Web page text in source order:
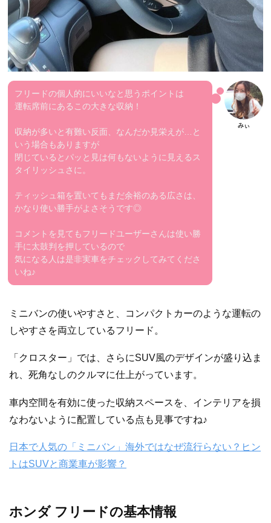
フリードの個人的にいいなと思うポイントは
運転席前にあるこの大きな収納！
収納が多いと有難い反面、なんだか見栄えが…と
いう場合もありますが
閉じているとパッと見は何もないように見えるス
タイリッシュさに。
ティッシュ箱を置いてもまだ余裕のある広さは、
かなり使い勝手がよさそうです◎
コメントを見てもフリードユーザーさんは使い勝
手に太鼓判を押しているので
気になる人は是非実車をチェックしてみてくださ
いね♪
ミニバンの使いやすさと、コンパクトカーのような運転の
しやすさを両立しているフリード。
「クロスター」では、さらにSUV風のデザインが盛り込ま
れ、死角なしのクルマに仕上がっています。
車内空間を有効に使った収納スペースを、インテリアを損
なわないように配置している点も見事ですね♪
日本で人気の「ミニバン」海外ではなぜ流行らない？ヒン
トはSUVと商業車が影響？
ホンダ フリードの基本情報